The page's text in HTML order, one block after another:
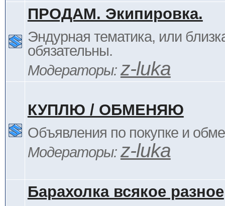
ПРОДАМ. Экипировка.
Эндурная тематика, или
обязательны.
Модераторы: z-luka
КУПЛЮ / ОБМЕНЯЮ
Объявления по покупке и
Модераторы: z-luka
Барахолка всякое разное